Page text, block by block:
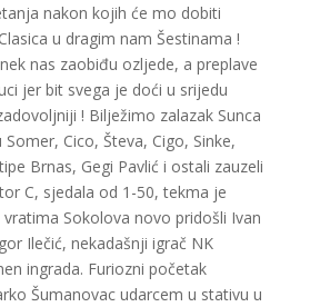
nakon kojih će mo dobiti
u dragim nam Šestinama !
nas zaobiđu ozljede, a preplave
jer bit svega je doći u srijedu
! Bilježimo zalazak Sunca
Cico, Števa, Cigo, Sinke,
Brnas, Gegi Pavlić i ostali zauzeli
C, sjedala od 1-50, tekma je
Sokolova novo pridošli Ivan
Ilečić, nekadašnji igrač NK
ingrada. Furiozni početak
Šumanovac udarcem u stativu u